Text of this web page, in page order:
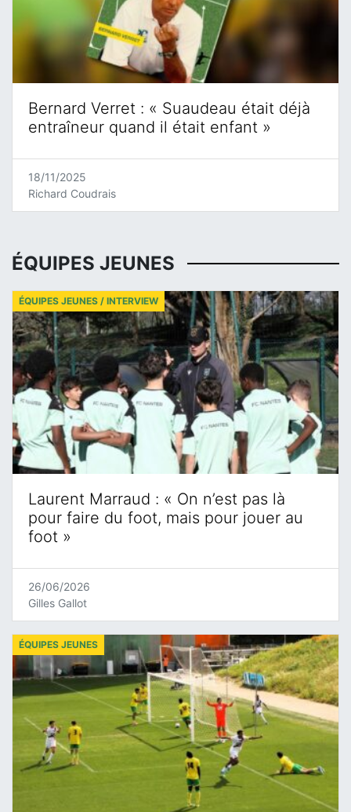
Bernard Verret : « Suaudeau était déjà
entraîneur quand il était enfant »
18/11/2025
Richard Coudrais
ÉQUIPES JEUNES
Laurent Marraud : « On n’est pas là
pour faire du foot, mais pour jouer au
foot »
ÉQUIPES JEUNES / INTERVIEW
26/06/2026
Gilles Gallot
ÉQUIPES JEUNES